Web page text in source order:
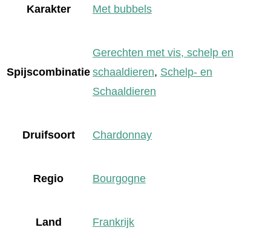
Karakter Met bubbels
Spijscombinatie
Gerechten met vis, schelp en
schaaldieren, Schelp- en
Schaaldieren
Druifsoort Chardonnay
Regio Bourgogne
Land Frankrijk